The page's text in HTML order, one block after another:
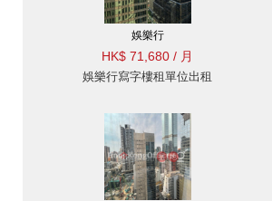
娛樂行
HK$ 71,680 / 月
娛樂行寫字樓租單位出租